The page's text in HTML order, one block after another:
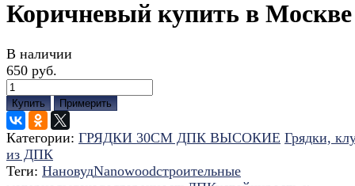
Коричневый купить в Москве
В наличии
650 руб.
Купить Примерить
Категории: ГРЯДКИ 30СМ ДПК ВЫСОКИЕ Грядки,
из ДПК
Теги: НановудNanowoodстроительные